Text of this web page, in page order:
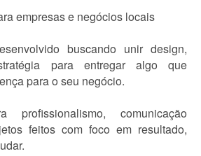
empresas e negócios locais
buscando unir design,
para entregar algo que
para o seu negócio.
comunicação
feitos com foco em resultado,